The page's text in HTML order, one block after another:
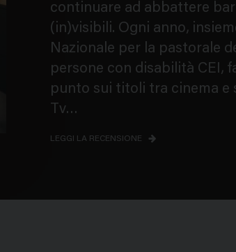
continuare ad abbattere
(in)visibili. Ogni anno,
Nazionale per la pastorale
persone con disabilità CEI,
punto sui titoli tra cinema e
Tv…
LEGGI LA RECENSIONE